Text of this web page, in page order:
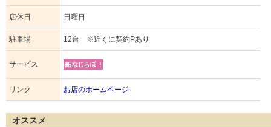
店休日 日曜日
駐車場 12台 ※近くに契約Pあり
サービス
リンク お店のホームページ
オススメ